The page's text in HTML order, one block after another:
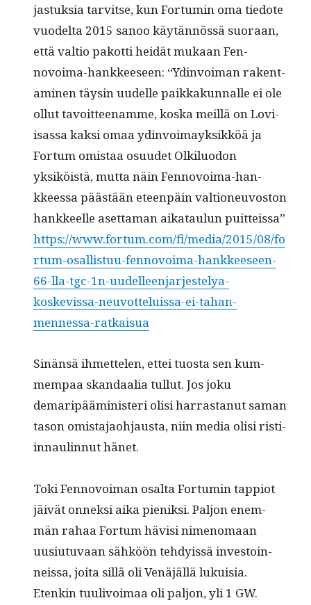
jas­tuk­sia tarvitse, kun For­tu­min oma tiedote
vuodelta 2015 sanoo käytän­nössä suo­raan,
että val­tio pakot­ti hei­dät mukaan Fen­
novoima-han­kkeeseen: “Ydin­voiman rak­en­t­
a­mi­nen täysin uudelle paikkakun­nalle ei ole
ollut tavoit­teenamme, kos­ka meil­lä on Lovi­
isas­sa kak­si omaa ydin­voimayk­sikköä ja
For­tum omis­taa osu­udet Olk­ilu­odon
yksiköistä, mut­ta näin Fen­novoima-han­
kkeessa päästään eteen­päin val­tioneu­vos­ton
han­kkeelle aset­ta­man aikataulun puit­teis­sa”
https://www.fortum.com/fi/media/2015/08/fo
rtum-osallistuu-fennovoima-hankkeeseen-
66-lla-tgc-1n-uudelleenjarjestelya-
koskevissa-neuvotteluissa-ei-tahan-
mennessa-ratkaisua
Sinän­sä ihmette­len, ettei tuos­ta sen kum­
mem­paa skan­daalia tul­lut. Jos joku
demaripäämin­is­teri olisi har­ras­tanut saman
tason omis­ta­jao­h­jaus­ta, niin media olisi ris­ti­
in­naulin­nut hänet.
Toki Fen­novoiman osalta For­tu­min tap­pi­ot
jäivät onnek­si aika pieniksi. Paljon enem­
män rahaa For­tum hävisi nimeno­maan
uusi­u­tu­vaan sähköön tehdyis­sä investoin­
neis­sa, joi­ta sil­lä oli Venäjäl­lä lukuisia.
Etenkin tuulivoimaa oli paljon, yli 1 GW.